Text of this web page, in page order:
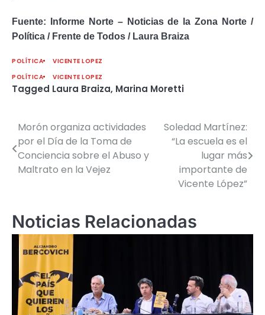
Fuente: Informe Norte – Noticias de la Zona Norte /
Política / Frente de Todos / Laura Braiza
POLÍTICA
VICENTE LOPEZ
POLÍTICA
VICENTE LOPEZ
Tagged Laura Braiza, Marina Moretti
Navegación
de
entradas
Morón organiza actividades
por el Día de la Toma de
Conciencia sobre el Abuso y
Maltrato en la Vejez
Soledad Martínez:
“La escuela es el
lugar más
importante de
Vicente López”
Noticias Relacionadas